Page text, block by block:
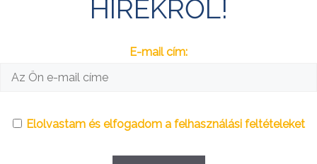
HÍREKRŐL!
E-mail cím:
Elolvastam és elfogadom a felhasználási feltételeket